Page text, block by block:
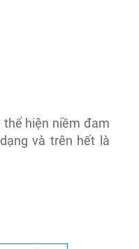
thể hiện niềm đam
và trên hết là